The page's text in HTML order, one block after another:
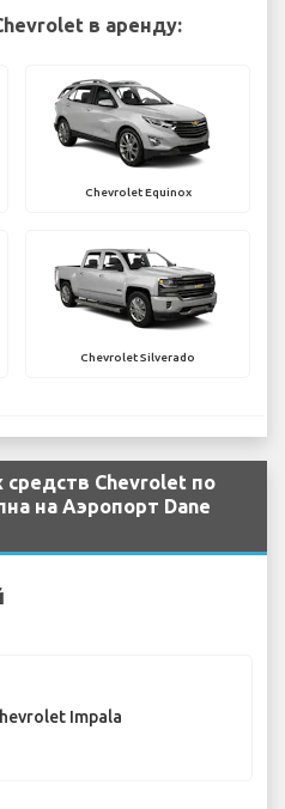
в аренду:
Chevrolet Equinox
Chevrolet Silverado
Chevrolet по
на Аэропорт Dane
Impala